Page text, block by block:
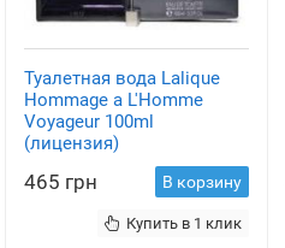
Туалетная вода Lalique
Hommage a L'Homme
Voyageur 100ml
(лицензия)
465 грн В корзину
Купить в 1 клик